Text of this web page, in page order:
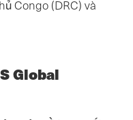
Congo (DRC) và
Global